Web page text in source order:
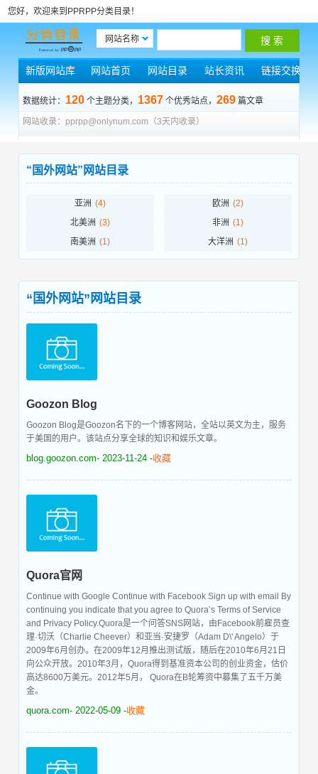
您好，欢迎来到PPRPP分类目录！
网站名称
新版网站库 网站首页 网站目录 站长资讯 链接交换
数据统计： 120 个主题分类， 1367 个优秀站点，269 篇文章
网站收录：pprpp@onlynum.com（3天内收录）
“国外网站”网站目录
亚洲 (4) 欧洲 (2)
北美洲 (3) 非洲 (1)
南美洲 (1) 大洋洲 (1)
“国外网站”网站目录
Goozon Blog
Goozon Blog是Goozon名下的一个博客网站，全站以英文为主，服务
于美国的用户。该站点分享全球的知识和娱乐文章。
blog.goozon.com- 2023-11-24 -收藏
Quora官网
Continue with Google Continue with Facebook Sign up with email By
continuing you indicate that you agree to Quora’s Terms of Service
and Privacy Policy.Quora是一个问答SNS网站，由Facebook前雇员查
理·切沃（Charlie Cheever）和亚当·安捷罗（Adam D\' Angelo）于
2009年6月创办。在2009年12月推出测试版，随后在2010年6月21日
向公众开放。2010年3月，Quora得到基准资本公司的创业资金，估价
高达8600万美元。2012年5月， Quora在B轮筹资中募集了五千万美
金。
quora.com- 2022-05-09 -收藏